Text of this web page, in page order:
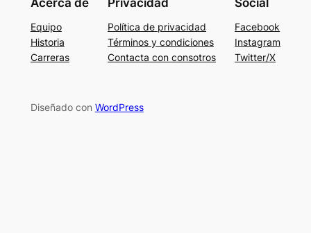
Acerca de
Equipo
Historia
Carreras
Privacidad
Política de privacidad
Términos y condiciones
Contacta con consotros
Social
Facebook
Instagram
Twitter/X
Diseñado con WordPress